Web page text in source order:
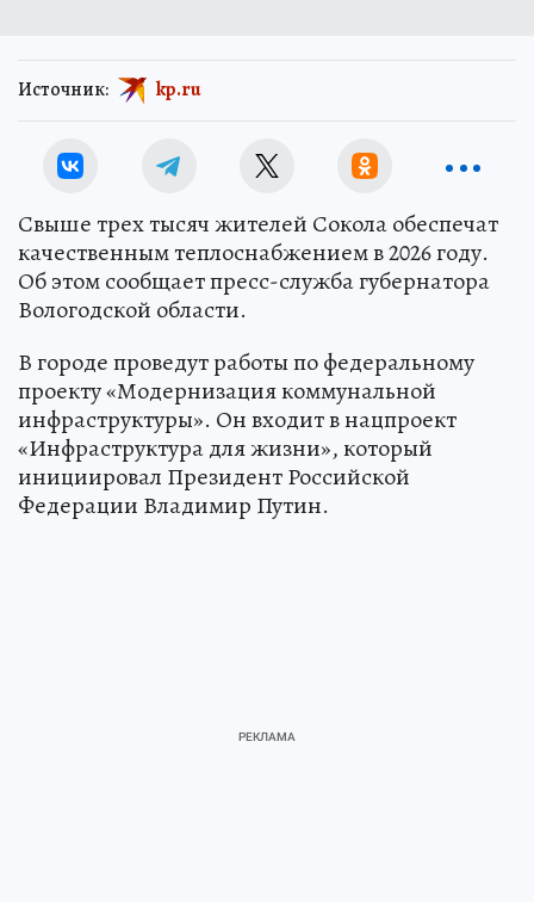
Источник: kp.ru
Свыше трех тысяч жителей Сокола обеспечат
качественным теплоснабжением в 2026 году.
Об этом сообщает пресс-служба губернатора
Вологодской области.
В городе проведут работы по федеральному
проекту «Модернизация коммунальной
инфраструктуры». Он входит в нацпроект
«Инфраструктура для жизни», который
инициировал Президент Российской
Федерации Владимир Путин.